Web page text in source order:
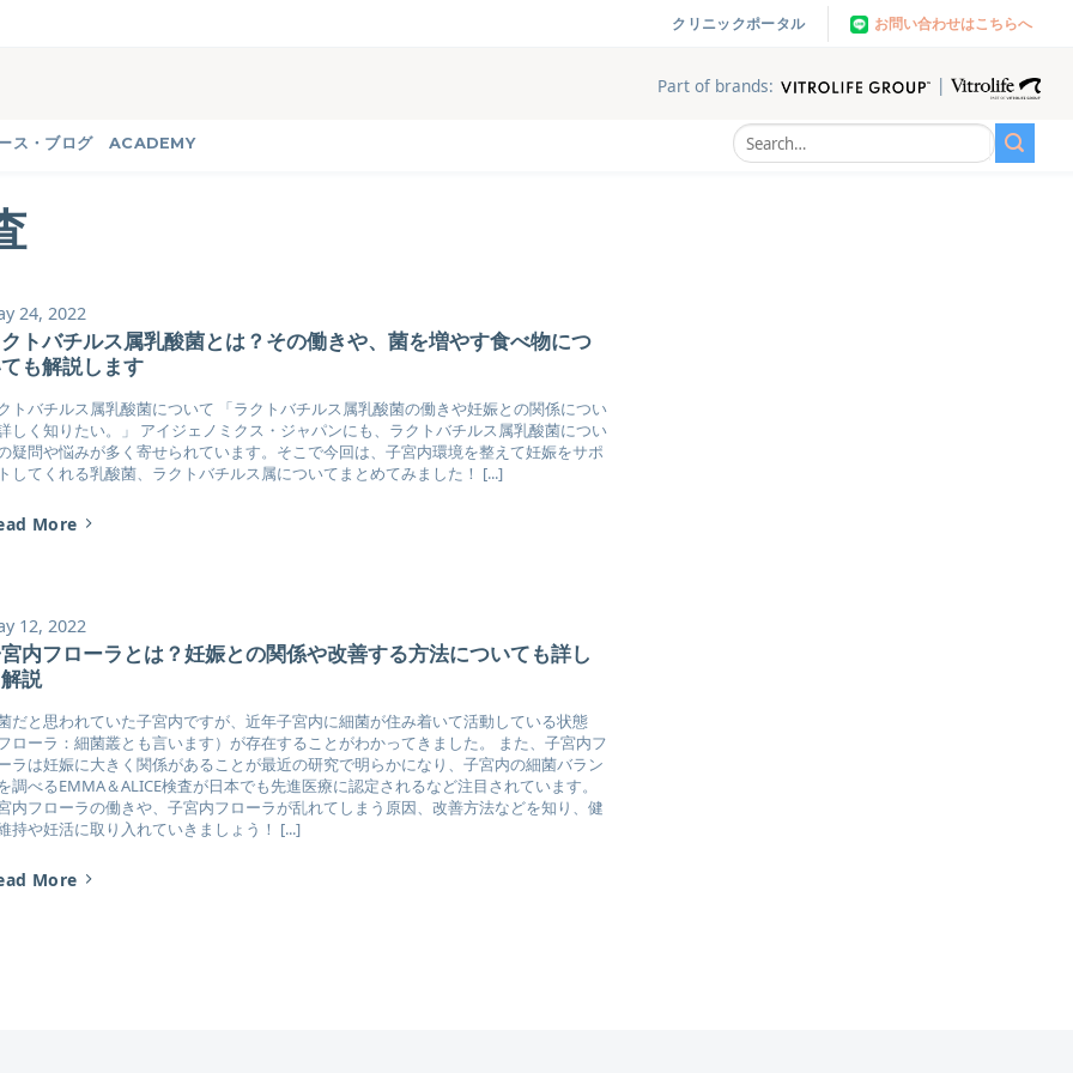
クリニックポータル お問い合わせはこちらへ
Part of brands: |
ス・ブログ ACADEMY
24, 2022
トバチルス属乳酸菌とは？その働きや、菌を増やす食べ物につ
も解説します
トバチルス属乳酸菌について 「ラクトバチルス属乳酸菌の働きや妊娠との関係につい
しく知りたい。」 アイジェノミクス・ジャパンにも、ラクトバチルス属乳酸菌につい
疑問や悩みが多く寄せられています。そこで今回は、子宮内環境を整えて妊娠をサポ
してくれる乳酸菌、ラクトバチルス属についてまとめてみました！ [...]
More
12, 2022
内フローラとは？妊娠との関係や改善する方法についても詳し
説
だと思われていた子宮内ですが、近年子宮内に細菌が住み着いて活動している状態
フローラ：細菌叢とも言います）が存在することがわかってきました。 また、子宮内フ
ラは妊娠に大きく関係があることが最近の研究で明らかになり、子宮内の細菌バラン
調べるEMMA＆ALICE検査が日本でも先進医療に認定されるなど注目されています。
内フローラの働きや、子宮内フローラが乱れてしまう原因、改善方法などを知り、健
持や妊活に取り入れていきましょう！ [...]
More